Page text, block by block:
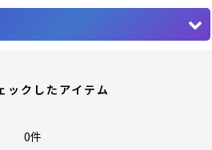
& Finale!
ックしたアイテム
0件